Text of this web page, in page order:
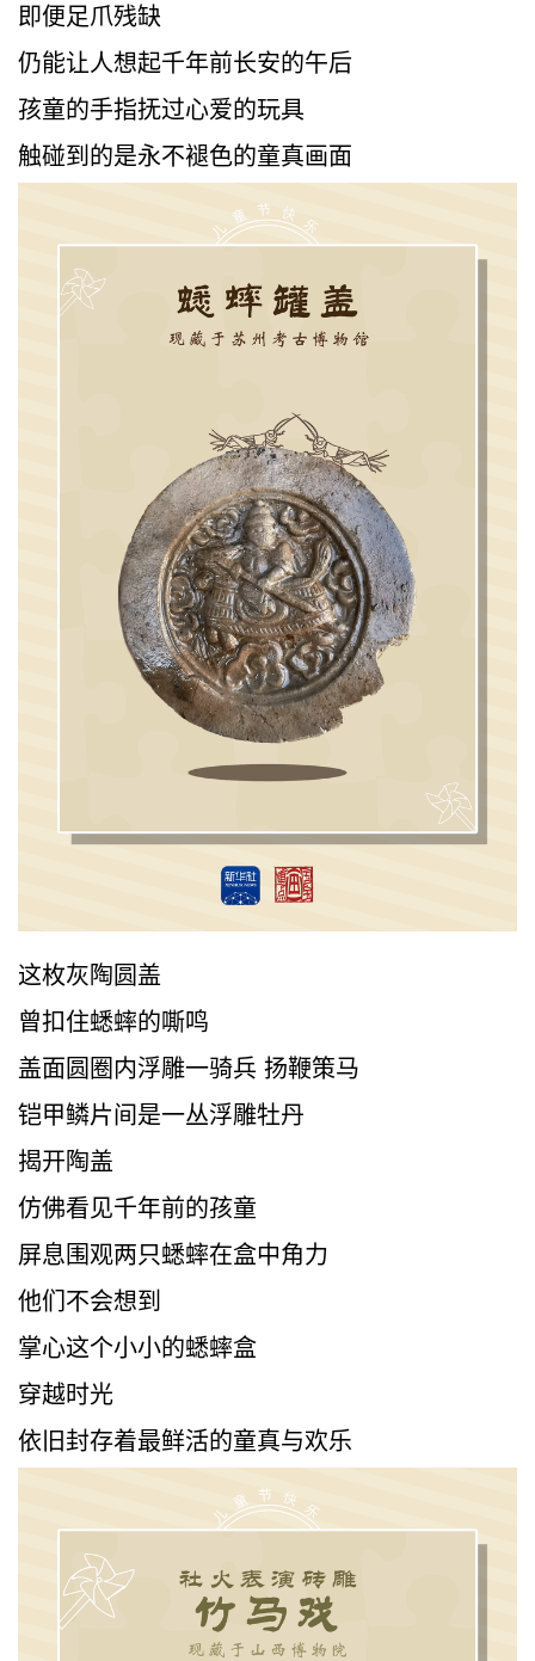
即便足爪残缺
仍能让人想起千年前长安的午后
孩童的手指抚过心爱的玩具
触碰到的是永不褪色的童真画面
这枚灰陶圆盖
曾扣住蟋蟀的嘶鸣
盖面圆圈内浮雕一骑兵 扬鞭策马
铠甲鳞片间是一丛浮雕牡丹
揭开陶盖
仿佛看见千年前的孩童
屏息围观两只蟋蟀在盒中角力
他们不会想到
掌心这个小小的蟋蟀盒
穿越时光
依旧封存着最鲜活的童真与欢乐